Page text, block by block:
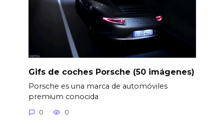
Gifs de coches Porsche (50 imágenes)
Porsche es una marca de automóviles
premium conocida
0 0